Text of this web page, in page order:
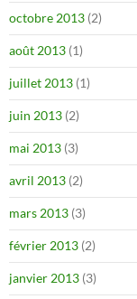
octobre 2013 (2)
août 2013 (1)
juillet 2013 (1)
juin 2013 (2)
mai 2013 (3)
avril 2013 (2)
mars 2013 (3)
février 2013 (2)
janvier 2013 (3)